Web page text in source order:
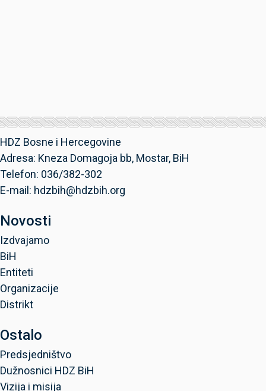
HDZ Bosne i Hercegovine
Adresa: Kneza Domagoja bb, Mostar, BiH
Telefon: 036/382-302
E-mail: hdzbih@hdzbih.org
Novosti
Izdvajamo
BiH
Entiteti
Organizacije
Distrikt
Ostalo
Predsjedništvo
Dužnosnici HDZ BiH
Vizija i misija